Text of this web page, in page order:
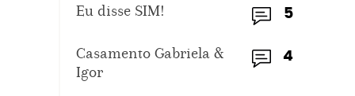
5
Eu disse SIM!
4
Casamento Gabriela &
Igor